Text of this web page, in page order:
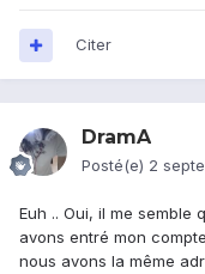
Citer
DramA
Posté(e) 2
Euh .. Oui, il me semble
avons entré mon
nous avons la même